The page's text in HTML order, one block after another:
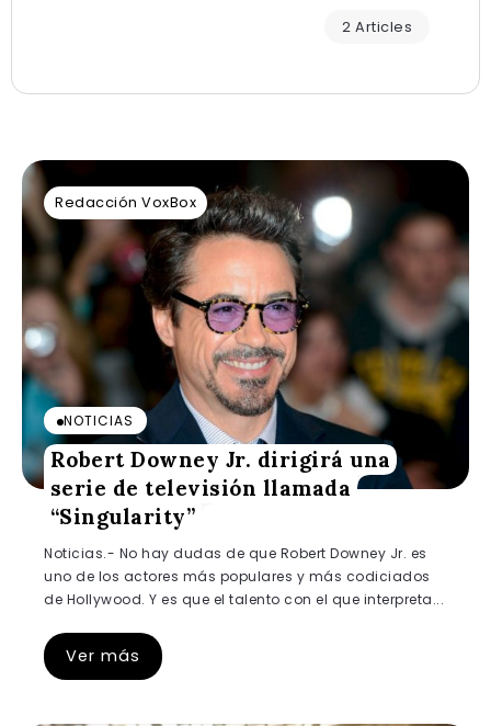
2 Articles
Redacción VoxBox
NOTICIAS
Robert Downey Jr. dirigirá una
serie de televisión llamada
“Singularity”
Noticias.- No hay dudas de que Robert Downey Jr. es
uno de los actores más populares y más codiciados
de Hollywood. Y es que el talento con el que interpreta...
Ver más